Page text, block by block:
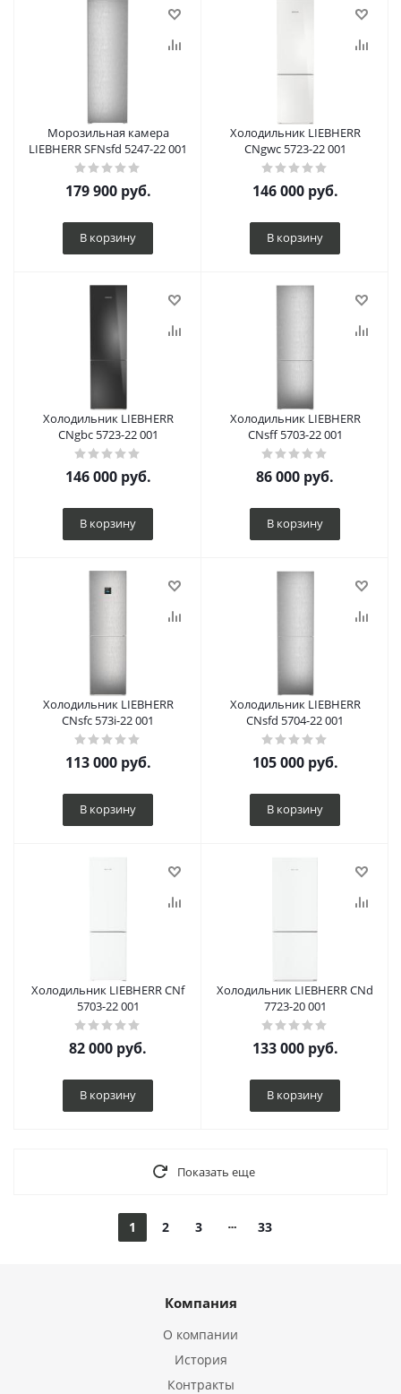
Морозильная камера
LIEBHERR SFNsfd 5247-22 001
179 900руб.
В корзину
Холодильник LIEBHERR
CNgwc 5723-22 001
146 000руб.
В корзину
Холодильник LIEBHERR
CNgbc 5723-22 001
146 000руб.
В корзину
Холодильник LIEBHERR
CNsff 5703-22 001
86 000 руб.
В корзину
Холодильник LIEBHERR
CNsfc 573i-22 001
113 000руб.
В корзину
Холодильник LIEBHERR
CNsfd 5704-22 001
105 000руб.
В корзину
Холодильник LIEBHERR CNf
5703-22 001
82 000 руб.
В корзину
Холодильник LIEBHERR CNd
7723-20 001
133 000руб.
В корзину
Показать еще
1 2 3 33
Компания
О компании
История
Контракты